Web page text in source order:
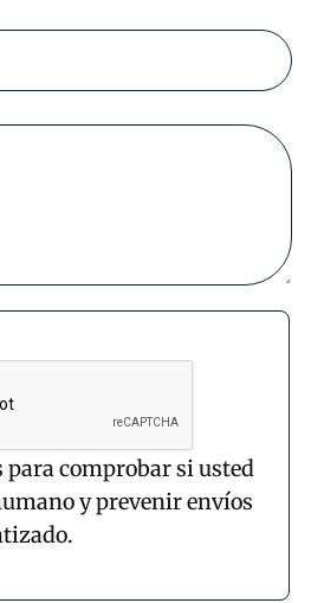
para comprobar si usted
y prevenir envíos